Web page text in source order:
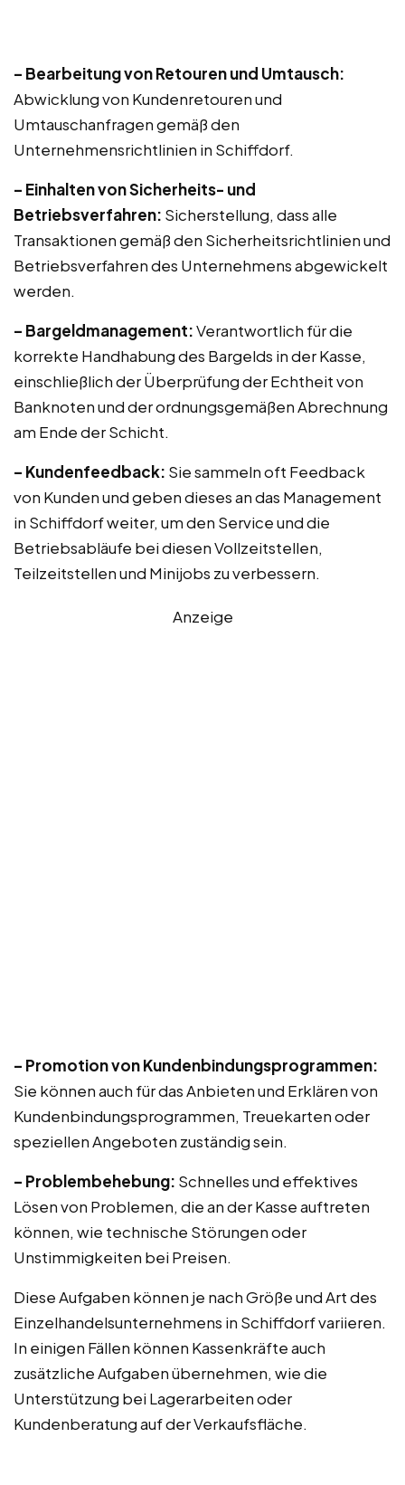
– Bearbeitung von Retouren und Umtausch:
Abwicklung von Kundenretouren und
Umtauschanfragen gemäß den
Unternehmensrichtlinien in Schiffdorf.
– Einhalten von Sicherheits- und
Betriebsverfahren: Sicherstellung, dass alle
Transaktionen gemäß den Sicherheitsrichtlinien und
Betriebsverfahren des Unternehmens abgewickelt
werden.
– Bargeldmanagement:Verantwortlich für die
korrekte Handhabung des Bargelds in der Kasse,
einschließlich der Überprüfung der Echtheit von
Banknoten und der ordnungsgemäßen Abrechnung
am Ende der Schicht.
– Kundenfeedback: Sie sammeln oft Feedback
von Kunden und geben dieses an das Management
in Schiffdorf weiter, um den Service und die
Betriebsabläufe bei diesen Vollzeitstellen,
Teilzeitstellen und Minijobs zu verbessern.
Anzeige
– Promotion von Kundenbindungsprogrammen:
Sie können auch für das Anbieten und Erklären von
Kundenbindungsprogrammen, Treuekarten oder
speziellen Angeboten zuständig sein.
– Problembehebung: Schnelles und effektives
Lösen von Problemen, die an der Kasse auftreten
können, wie technische Störungen oder
Unstimmigkeiten bei Preisen.
Diese Aufgaben können je nach Größe und Art des
Einzelhandelsunternehmens in Schiffdorf variieren.
In einigen Fällen können Kassenkräfte auch
zusätzliche Aufgaben übernehmen, wie die
Unterstützung bei Lagerarbeiten oder
Kundenberatung auf der Verkaufsfläche.